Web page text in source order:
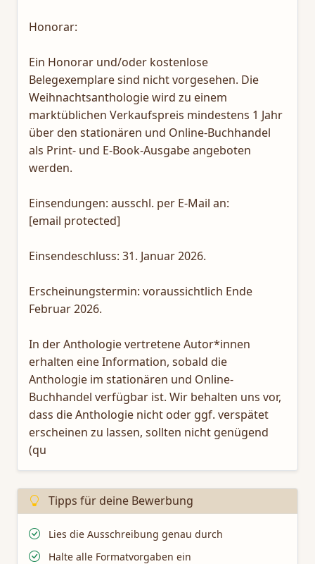
Honorar:
Ein Honorar und/oder kostenlose
Belegexemplare sind nicht vorgesehen. Die
Weihnachtsanthologie wird zu einem
marktüblichen Verkaufspreis mindestens 1 Jahr
über den stationären und Online-Buchhandel
als Print- und E-Book-Ausgabe angeboten
werden.
Einsendungen: ausschl. per E-Mail an:
[email protected]
Einsendeschluss: 31. Januar 2026.
Erscheinungstermin: voraussichtlich Ende
Februar 2026.
In der Anthologie vertretene Autor*innen
erhalten eine Information, sobald die
Anthologie im stationären und Online-
Buchhandel verfügbar ist. Wir behalten uns vor,
dass die Anthologie nicht oder ggf. verspätet
erscheinen zu lassen, sollten nicht genügend
(qu
Tipps für deine Bewerbung
Lies die Ausschreibung genau durch
Halte alle Formatvorgaben ein